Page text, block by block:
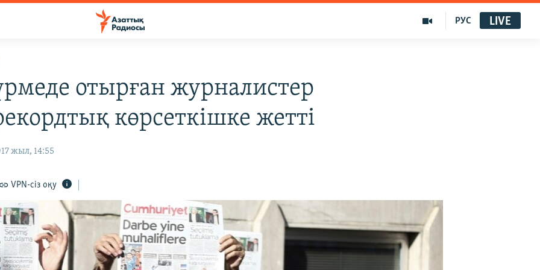
РУС LIVE
отырған журналистер
көрсеткішке жетті
жыл, 14:55
VPN-сіз оқу